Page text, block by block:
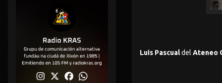
Luis Pascualdel Ateneo